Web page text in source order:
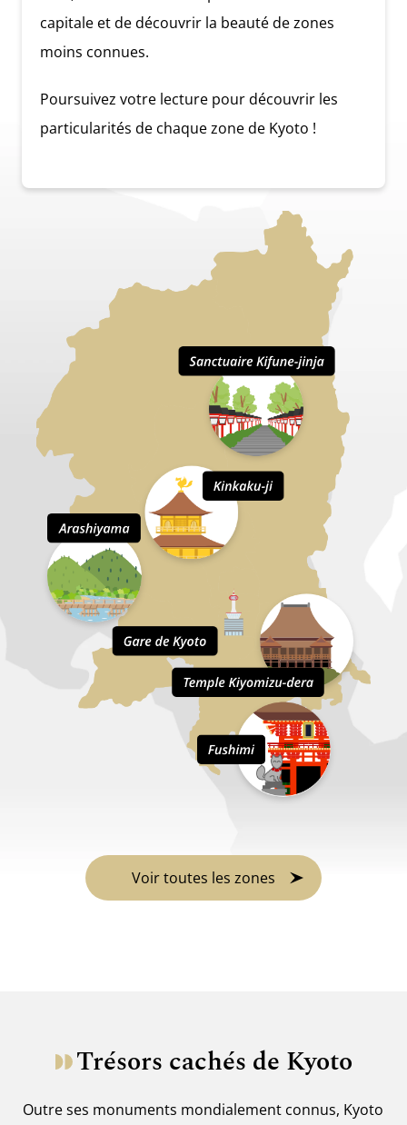
capitale et de découvrir la beauté de zones
moins connues.
Poursuivez votre lecture pour découvrir les
particularités de chaque zone de Kyoto !
Voir toutes les zones
Trésors cachés de Kyoto
Outre ses monuments mondialement connus, Kyoto